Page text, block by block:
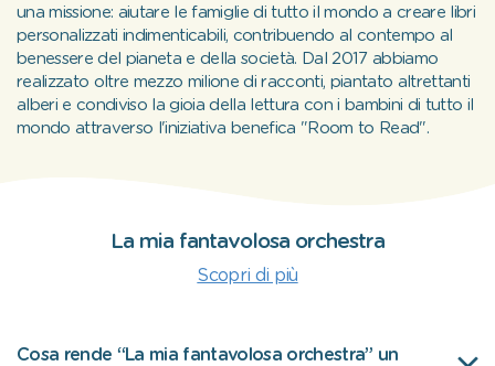
una missione: aiutare le famiglie di tutto il mondo a creare libri
personalizzati indimenticabili, contribuendo al contempo al
benessere del pianeta e della società. Dal 2017 abbiamo
realizzato oltre mezzo milione di racconti, piantato altrettanti
alberi e condiviso la gioia della lettura con i bambini di tutto il
mondo attraverso l'iniziativa benefica "Room to Read".
La mia fantavolosa orchestra
Scopri di più
Cosa rende “La mia fantavolosa orchestra” un